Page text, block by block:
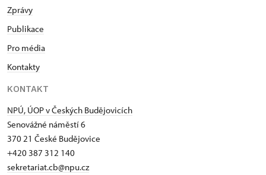
Zprávy
Publikace
Pro média
Kontakty
KONTAKT
NPÚ, ÚOP v Českých Budějovicích
Senovážné náměstí 6
370 21 České Budějovice
+420 387 312 140
sekretariat.cb@npu.cz